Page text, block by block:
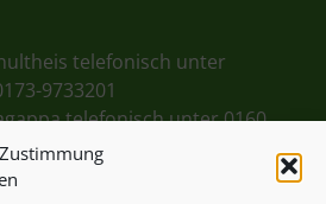
telefonisch unter
9733201
telefonisch unter 0160